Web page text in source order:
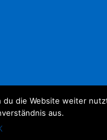
du die Website weiter
aus.